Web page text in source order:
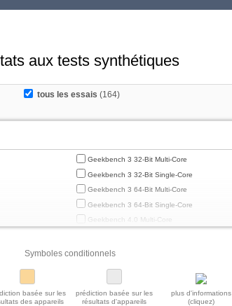
aux tests synthétiques
tous les essais (164)
Geekbench 3 32-Bit Multi-Core
Geekbench 3 32-Bit Single-Core
Geekbench 3 64-Bit Multi-Core
Geekbench 3 64-Bit Single-Core
Geekbench 4.0 Multi-Core
Geekbench 4.4 Multi-Core
Geekbench 5 64-Bit Single-Core
Symboles conditionnels
basée sur les
des appareils
prédiction basée sur les
résultats d'appareils
plus d'informations
(cliquez)